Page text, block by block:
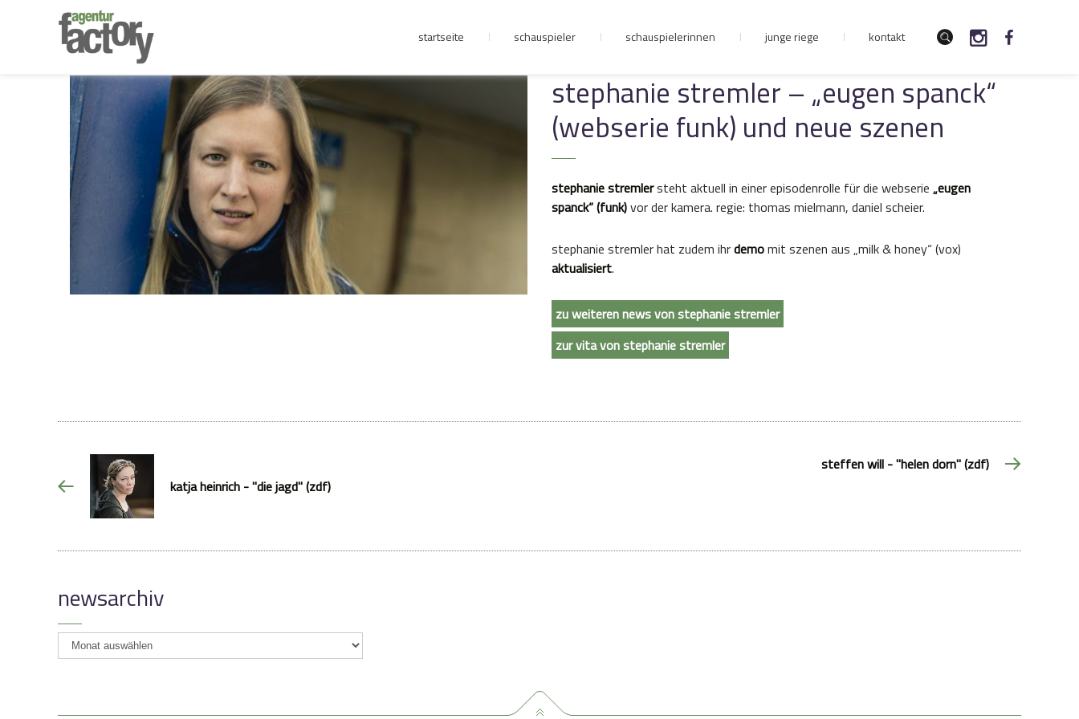
junge riege
kontakt
startseite schauspieler schauspielerinnen junge riege kontakt
stephanie stremler – „eugen spanck“
(webserie funk) und neue szenen
stephanie stremlersteht aktuell in einer episodenrolle für die webserie „eugen
spanck“ (funk)vor der kamera. regie: thomas mielmann, daniel scheier.
stephanie stremler hat zudem ihrdemomit szenen aus „milk & honey“ (vox)
aktualisiert.
zu weiteren news von stephanie stremler
zur vita von stephanie stremler
katja heinrich - "die jagd" (zdf)
steffen will - "helen dorn" (zdf)
newsarchiv
newsarchiv